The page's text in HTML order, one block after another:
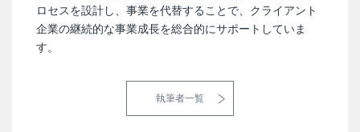
ロセスを設計し、事業を代替することで、クライアント
企業の継続的な事業成長を総合的にサポートしていま
す。
執筆者一覧